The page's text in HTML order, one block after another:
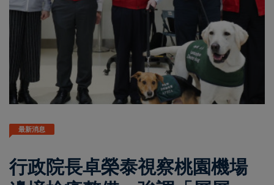
最新消息
行政院長卓榮泰視察桃園機場